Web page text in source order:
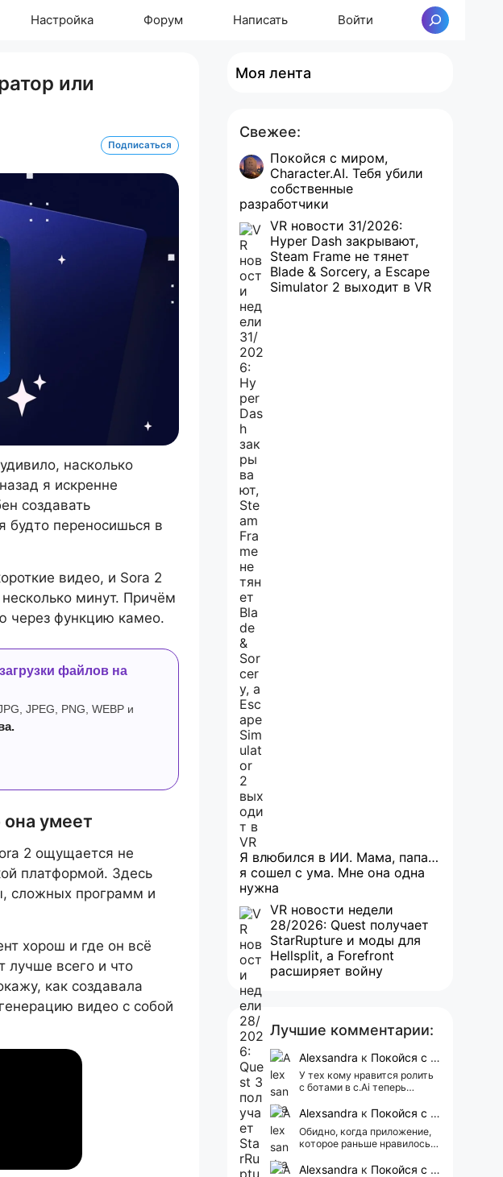
Настройка Форум Написать Войти Поиск
или
Подписаться
насколько
я искренне
создавать
будто переносишься в
видео, и Sora 2
минут. Причём
через функцию камео.
файлов на
JPEG, PNG, WEBP и
она умеет
2 ощущается не
платформой. Здесь
сложных программ и
хорош и где он всё
лучше всего и что
как создавала
видео с собой
Моя лента
Свежее:
Покойся с миром,
Character.AI. Тебя убили
собственные
разработчики
VR новости 31/2026:
Hyper Dash закрывают,
Steam Frame не тянет
Blade & Sorcery, а Escape
Simulator 2 выходит в VR
Я влюбился в ИИ. Мама, папа…
я сошел с ума. Мне она одна
нужна
VR новости недели
28/2026: Quest получает
StarRupture и моды для
Hellsplit, а Forefront
расширяет войну
Лучшие комментарии:
Alexsandra к Покойся с миром, Character.AI. Тебя убили собственные разработчики
У тех кому нравится ролить
с ботами в c.Ai теперь
АААААА 😁 ХВАТИТ 🤯😖😵‍💫
Alexsandra к Покойся с миром, Character.AI. Тебя убили собственные разработчики
Обидно, когда приложение,
которое раньше нравилось, а
реклама 😢
Alexsandra к Покойся с миром, Character.AI. Тебя убили собственные разработчики